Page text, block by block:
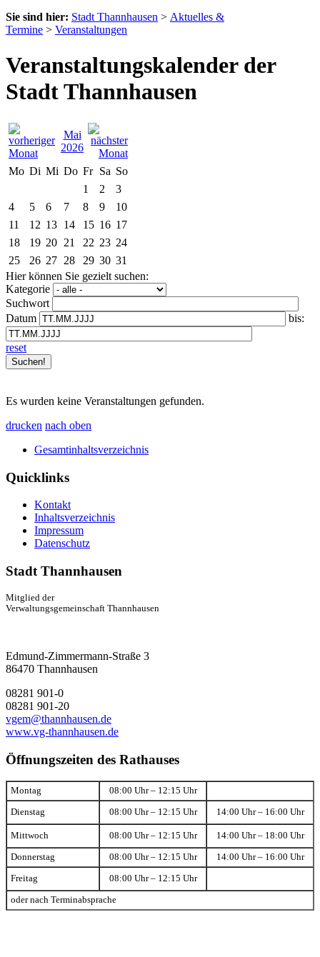
Sie sind hier: Stadt Thannhausen > Aktuelles &
Termine > Veranstaltungen
Veranstaltungskalender der
Stadt Thannhausen
Mai
2026
Mo Di Mi Do Fr Sa So
1
2
3
4
5 6 7 8 9
10
11
12 13 14 15 16 17
18
19 20 21 22 23 24
25
26 27 28 29 30 31
Hier können Sie gezielt suchen:
Kategorie
Suchwort
Datum
bis:
reset
Es wurden keine Veranstaltungen gefunden.
drucken nach oben
Gesamtinhaltsverzeichnis
Quicklinks
Kontakt
Inhaltsverzeichnis
Impressum
Datenschutz
Stadt Thannhausen
Mitglied der
Verwaltungsgemeinschaft Thannhausen
Edmund-Zimmermann-Straße 3
86470 Thannhausen
08281 901-0
08281 901-20
vgem@thannhausen.de
www.vg-thannhausen.de
Öffnungszeiten des Rathauses
Montag 08:00 Uhr – 12:15 Uhr
Dienstag 08:00 Uhr – 12:15 Uhr 14:00 Uhr – 16:00 Uhr
Mittwoch 08:00 Uhr – 12:15 Uhr 14:00 Uhr – 18:00 Uhr
Donnerstag 08:00 Uhr – 12:15 Uhr 14:00 Uhr – 16:00 Uhr
Freitag 08:00 Uhr – 12:15 Uhr
oder nach Terminabsprache